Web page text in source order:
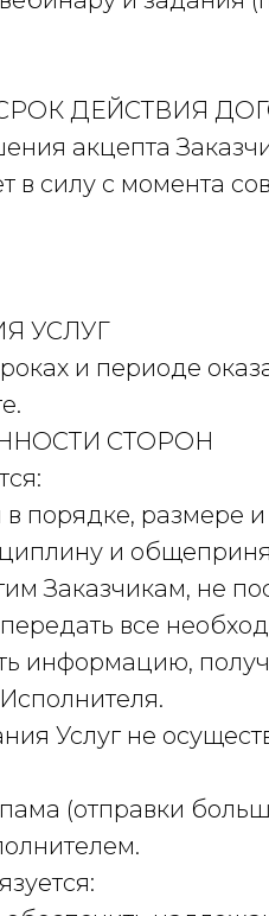
ДЕЙСТВИЯ
акцепта
в силу с момента
УСЛУГ
и периоде
СТОРОН
в порядке,
и
Заказчикам, не
передать все
информацию,
Услуг не
(отправки